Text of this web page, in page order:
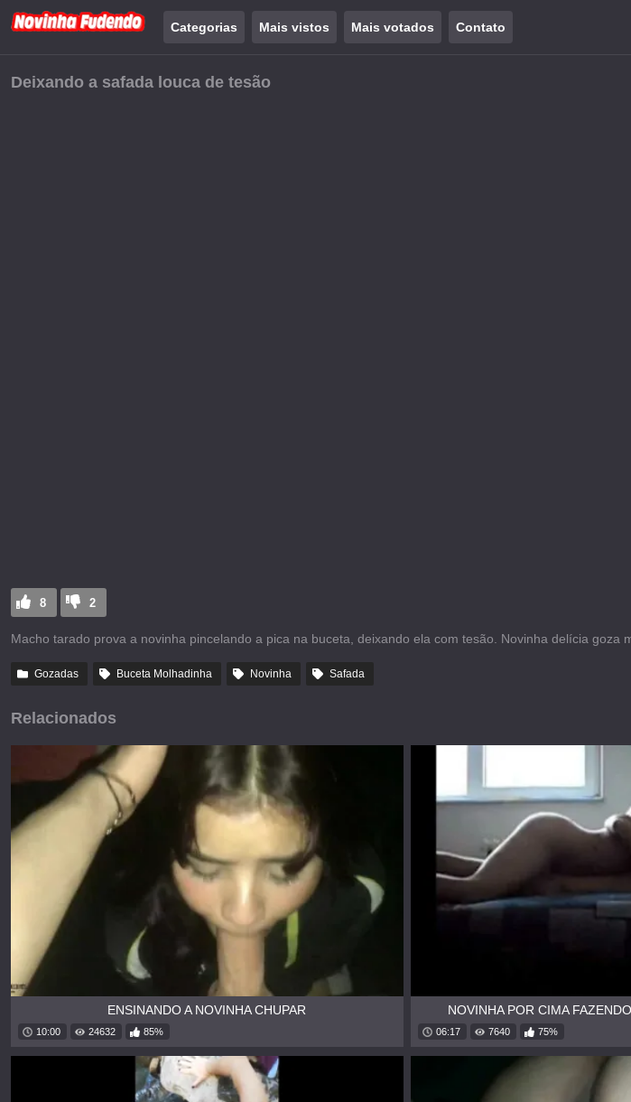
Categorias Mais vistos Mais votados Contato
Deixando a safada louca de tesão
8 2
Macho tarado prova a novinha pincelando a pica na buceta, deixando ela com tesão. Novinha delícia goza
Gozadas Buceta Molhadinha Novinha Safada
Relacionados
ENSINANDO A NOVINHA CHUPAR
10:00 24632 85%
NOVINHA POR CIMA
06:17 7640 75%